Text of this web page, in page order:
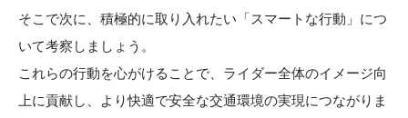
そこで次に、積極的に取り入れたい「スマートな行動」につ
いて考察しましょう。
これらの行動を心がけることで、ライダー全体のイメージ向
上に貢献し、より快適で安全な交通環境の実現につながりま